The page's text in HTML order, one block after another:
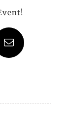
E-
Mail